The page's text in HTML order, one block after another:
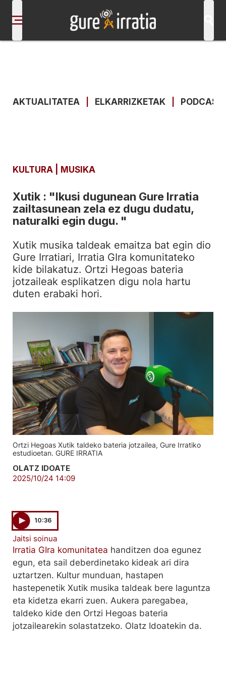
AKTUALITATEA ELKARRIZKETAK
KULTURA | MUSIKA
Xutik : "Ikusi dugunean Gure Irratia
zailtasunean zela ez dugu dudatu,
naturalki egin dugu. "
Xutik musika taldeak emaitza bat egin dio
Gure Irratiari, Irratia GIra komunitateko
kide bilakatuz. Ortzi Hegoas bateria
jotzaileak esplikatzen digu nola hartu
duten erabaki hori.
Ortzi Hegoas Xutik taldeko bateria jotzailea, Gure Irratiko
estudioetan. GURE IRRATIA
OLATZ IDOATE
2025/10/24 14:09
10:36
Jaitsi soinua
Irratia GIra komunitatea handitzen doa egunez
egun, eta sail deberdinetako kideak ari dira
uztartzen. Kultur munduan, hastapen
hastepenetik Xutik musika taldeak bere laguntza
eta kidetza ekarri zuen. Aukera paregabea,
taldeko kide den Ortzi Hegoas bateria
jotzailearekin solastatzeko. Olatz Idoatekin da.